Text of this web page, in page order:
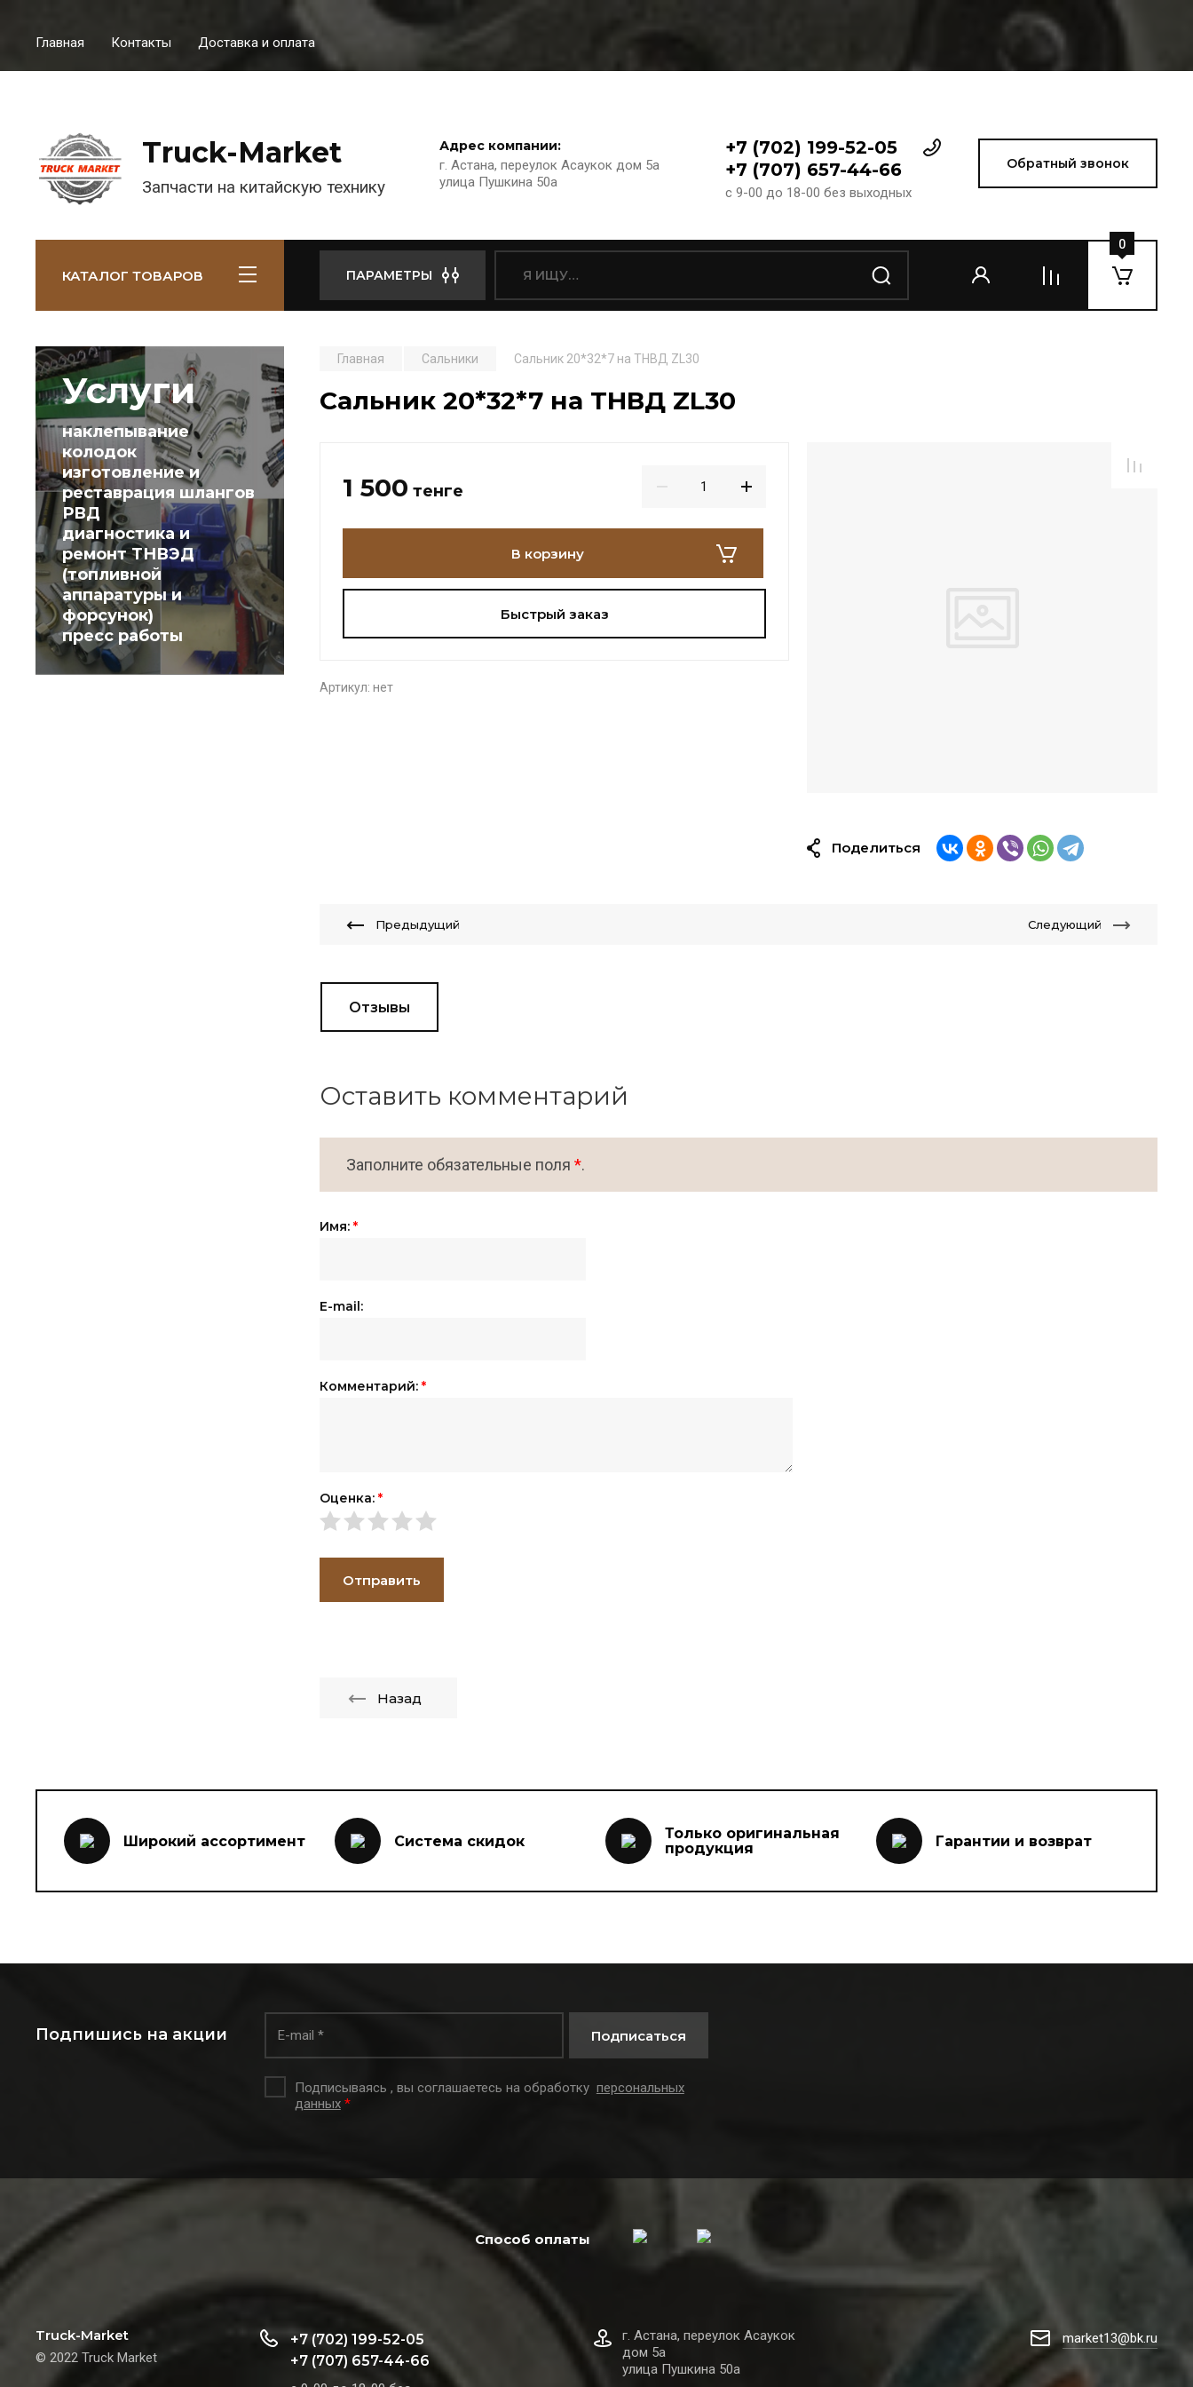
Главная Контакты Доставка и оплата
Truck-Market
Запчасти на китайскую технику
Адрес компании:
г. Астана, переулок Асаукок дом 5а
улица Пушкина 50а
+7 (702) 199-52-05
+7 (707) 657-44-66
с 9-00 до 18-00 без выходных
Обратный звонок
КАТАЛОГ ТОВАРОВ ПАРАМЕТРЫ
0
Услуги
наклепывание
колодок
изготовление и
реставрация шлангов
РВД
диагностика и
ремонт ТНВЭД
(топливной
аппаратуры и
форсунок)
пресс работы
Главная Сальники Сальник 20*32*7 на ТНВД ZL30
Сальник 20*32*7 на ТНВД ZL30
1 500 тенге
В корзину
Быстрый заказ
Артикул: нет
Поделиться
Предыдущий Следующий
Отзывы
Оставить комментарий
Заполните обязательные поля *.
Имя: *
E-mail:
Комментарий: *
Оценка: *
Отправить
Назад
Широкий ассортимент Система скидок
Только оригинальная
продукция
Гарантии и возврат
Подпишись на акции
Подписываясь , вы соглашаетесь на обработку персональных
данных *
Подписаться
Способ оплаты
Truck-Market
© 2022 Truck Market
+7 (702) 199-52-05
+7 (707) 657-44-66
г. Астана, переулок Асаукок
дом 5а
улица Пушкина 50а
market13@bk.ru